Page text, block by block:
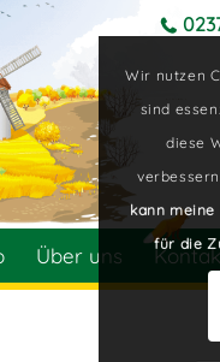
Über uns
Wir nutzen
sind
diese
verbessern.
kann
für die